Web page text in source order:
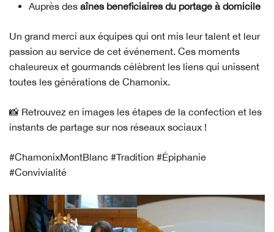
Auprès des aînés bénéficiaires du portage à domicile
Un grand merci aux équipes qui ont mis leur talent et leur
passion au service de cet événement. Ces moments
chaleureux et gourmands célèbrent les liens qui unissent
toutes les générations de Chamonix.
📸 Retrouvez en images les étapes de la confection et les
instants de partage sur nos réseaux sociaux !
#ChamonixMontBlanc #Tradition #Épiphanie
#Convivialité